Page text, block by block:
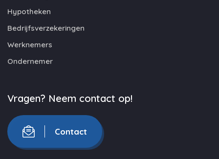
Hypotheken
Bedrijfsverzekeringen
Werknemers
Ondernemer
Vragen? Neem contact op!
Contact